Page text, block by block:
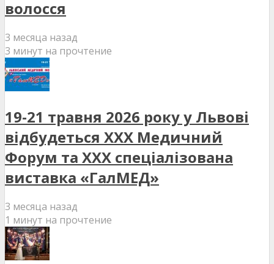
волосся
3 месяца назад
3 минут на прочтение
19-21 травня 2026 року у Львові
відбудеться XXX Медичний
Форум та XXX спеціалізована
виставка «ГалМЕД»
3 месяца назад
1 минут на прочтение